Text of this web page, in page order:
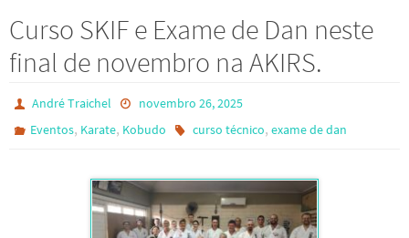
Curso SKIF e Exame de Dan neste
final de novembro na AKIRS.
André Traichel
novembro 26, 2025
Eventos, Karate, Kobudo curso técnico, exame de dan